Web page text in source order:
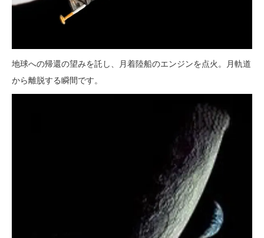
地球への帰還の望みを託し、月着陸船のエンジンを点火。月軌道
から離脱する瞬間です。